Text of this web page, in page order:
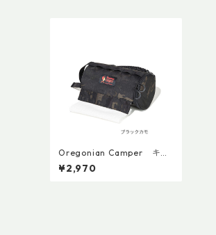
Oregonian Camper キッ
チンペーパーホルダー
¥2,970